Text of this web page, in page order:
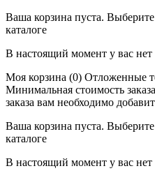
Ваша корзина пуста.
каталоге
В настоящий момент у вас
Моя корзина (0) Отложенные
Минимальная стоимость
заказа вам необходимо
Ваша корзина пуста.
каталоге
В настоящий момент у вас